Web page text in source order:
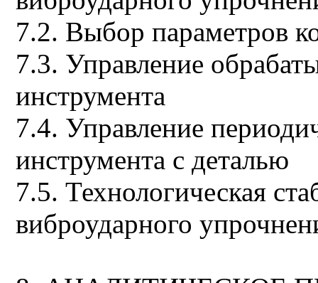
7.2. Выбор параметров
7.3. Управление
инструмента
7.4. Управление
инструмента с деталью
7.5. Технологическая
виброударного